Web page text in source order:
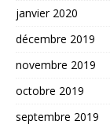
janvier 2020
décembre 2019
novembre 2019
octobre 2019
septembre 2019